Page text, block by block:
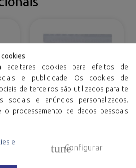
aceitares cookies para efeitos de
e publicidade. Os cookies de
de terceiros são utilizados para te
sociais e anúncios personalizados.
o processamento de dados pessoais
e
tuneConfigurar